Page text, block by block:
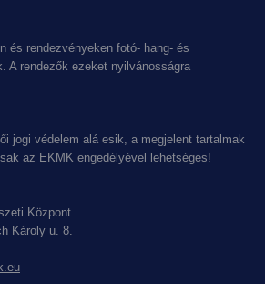
és rendezvényeken fotó- hang- és
A rendezők ezeket nyilvánosságra
jogi védelem alá esik, a megjelent tartalmak
az EKMK engedélyével lehetséges!
Központ
Károly u. 8.